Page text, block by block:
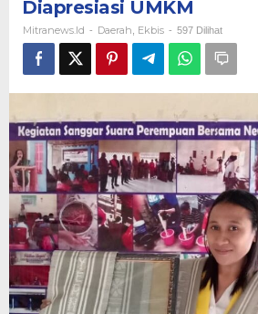
Diapresiasi
UMKM
Diapresiasi UMKM
Mitranews.id - Daerah Ekbis - 597 Dilihat